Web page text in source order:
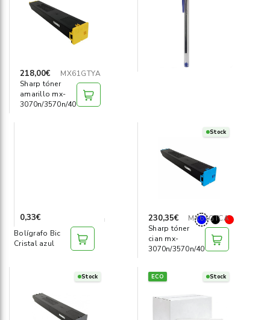
218,00€
MX61GTYA
Sharp tóner
amarillo mx-
3070n/3570n/4070n
0,33€
Bolígrafo Bic
Cristal azul
Stock
230,35€
MX61GTCA
Sharp tóner
cian mx-
3070n/3570n/4070n
Stock ECO Stock